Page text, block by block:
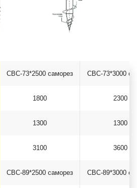
СВС-73*2500 саморез
1800
1300
3100
СВС-73*3000
2300
1300
3600
СВС-89*2500 саморез СВС-89*3000